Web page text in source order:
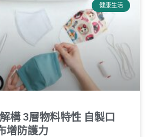
健康生活
構 3層物料特性 自製口
增防護力